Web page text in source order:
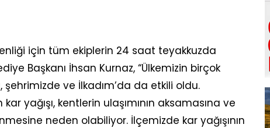
için tüm ekiplerin 24 saat teyakkuzda
Başkanı İhsan Kurnaz, “Ülkemizin birçok
şehrimizde ve İlkadım’da da etkili oldu.
yağışı, kentlerin ulaşımının aksamasına ve
neden olabiliyor. İlçemizde kar yağışının